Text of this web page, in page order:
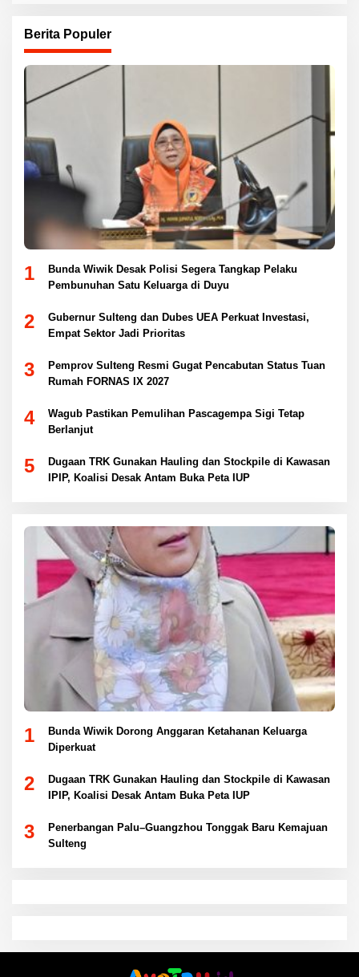
Berita Populer
1
Bunda Wiwik Desak Polisi Segera Tangkap Pelaku
Pembunuhan Satu Keluarga di Duyu
2
Gubernur Sulteng dan Dubes UEA Perkuat Investasi,
Empat Sektor Jadi Prioritas
3
Pemprov Sulteng Resmi Gugat Pencabutan Status Tuan
Rumah FORNAS IX 2027
4
Wagub Pastikan Pemulihan Pascagempa Sigi Tetap
Berlanjut
5
Dugaan TRK Gunakan Hauling dan Stockpile di Kawasan
IPIP, Koalisi Desak Antam Buka Peta IUP
1
Bunda Wiwik Dorong Anggaran Ketahanan Keluarga
Diperkuat
2
Dugaan TRK Gunakan Hauling dan Stockpile di Kawasan
IPIP, Koalisi Desak Antam Buka Peta IUP
3
Penerbangan Palu–Guangzhou Tonggak Baru Kemajuan
Sulteng